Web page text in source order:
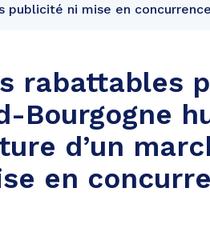
publicité ni mise en
rabattables
Bourgogne
d’un
en